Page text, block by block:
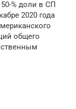
% доли в СП
2020 года
общего